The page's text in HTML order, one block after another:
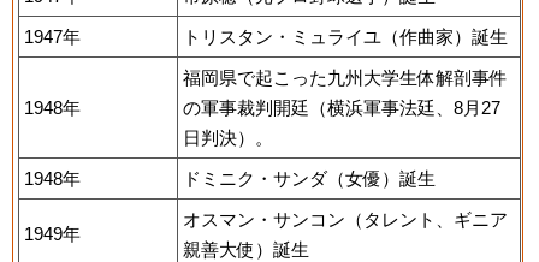
1947年
トリスタン・ミュライユ（作曲家）誕生
1948年
福岡県で起こった九州大学生体解剖事件
の軍事裁判開廷（横浜軍事法廷、8月27
日判決）。
1948年
ドミニク・サンダ（女優）誕生
1949年
オスマン・サンコン（タレント、ギニア
親善大使）誕生